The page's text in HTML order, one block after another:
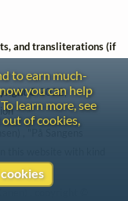
and transliterations (if
©2022,
to earn much-
you can help
learn more, see
of cookies,